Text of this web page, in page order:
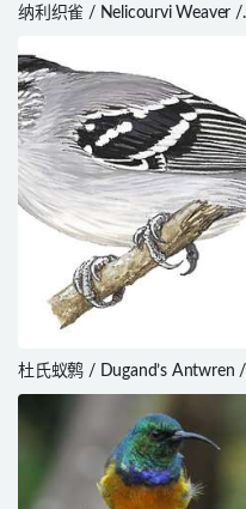
纳利织雀 / Nelicourvi Weaver /
杜氏蚁鹩 / Dugand’s Antwren /
Herpsilochmus dugandi